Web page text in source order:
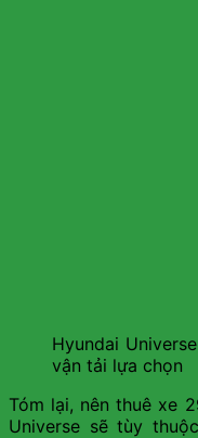
Hyundai
vận tải lựa chọn
Tóm lại, nên thuê xe
Universe sẽ tùy